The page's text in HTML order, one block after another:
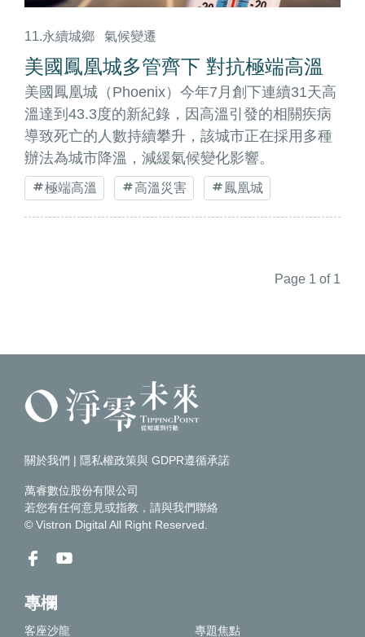
11.永續城鄉 氣候變遷
美國鳳凰城多管齊下 對抗極端高溫
美國鳳凰城（Phoenix）今年7月創下連續31天高
溫達到43.3度的新紀錄，因高溫引發的相關疾病
導致死亡的人數持續攀升，該城市正在採用多種
辦法為城市降溫，減緩氣候變化影響。
極端高溫 高溫災害 鳳凰城
Page 1 of 1
關於我們 | 隱私權政策與 GDPR遵循承諾
萬睿數位股份有限公司
若您有任何意見或指教，請與我們聯絡
© Vistron Digital All Right Reserved.
專欄
客座沙龍 專題焦點